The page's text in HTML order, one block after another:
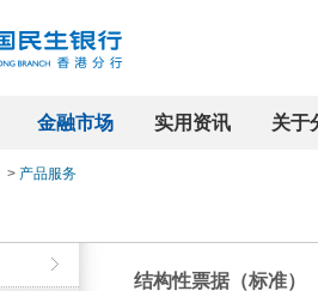
金融市场 实用资讯 关于
> 产品服务
结构性票据（标准）